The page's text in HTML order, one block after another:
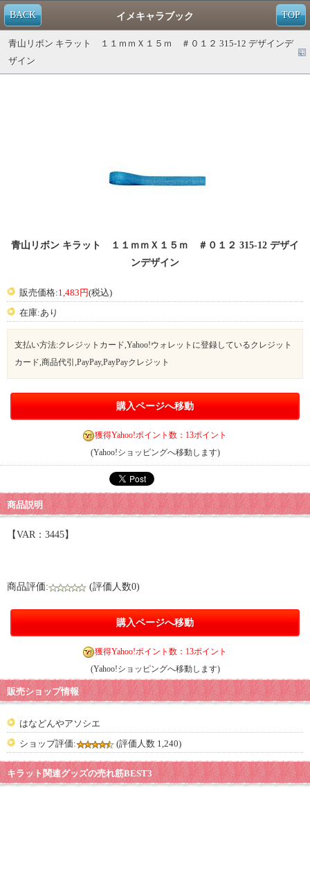
TOP
BACK イメキャラブック
青山リボン キラット １１ｍｍＸ１５ｍ ＃０１２ 315-12 デザインデ
ザイン
青山リボン キラット １１ｍｍＸ１５ｍ ＃０１２ 315-12 デザイ
ンデザイン
販売価格:1,483円(税込)
在庫:あり
支払い方法:クレジットカード,Yahoo!ウォレットに登録しているクレジット
カード,商品代引,PayPay,PayPayクレジット
購入ページへ移動
獲得Yahoo!ポイント数：13ポイント
(Yahoo!ショッピングへ移動します)
商品説明
【VAR：3445】
商品評価: (評価人数0)
購入ページへ移動
獲得Yahoo!ポイント数：13ポイント
(Yahoo!ショッピングへ移動します)
販売ショップ情報
はなどんやアソシエ
ショップ評価:
(評価人数 1,240)
キラット関連グッズの売れ筋BEST3